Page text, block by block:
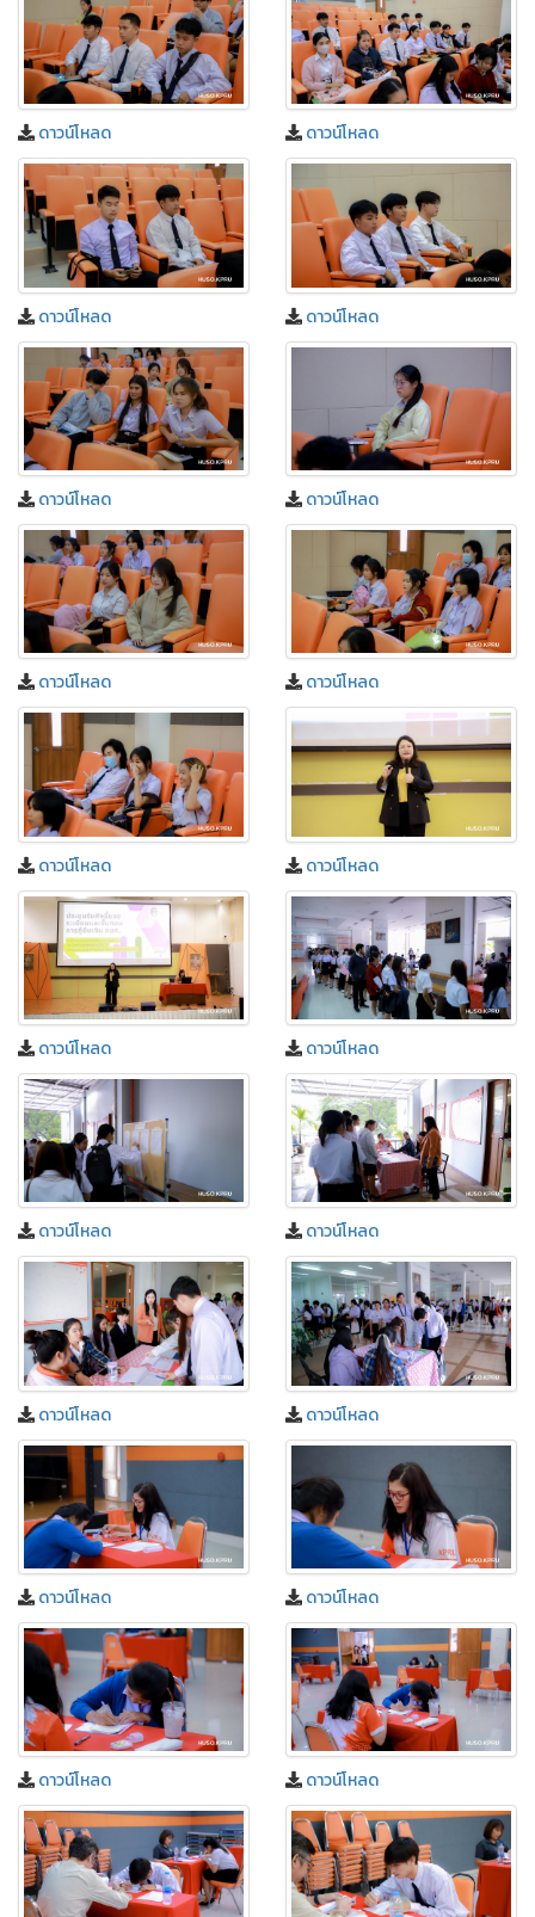
ดาวน์โหลด ดาวน์โหลด
ดาวน์โหลด ดาวน์โหลด
ดาวน์โหลด ดาวน์โหลด
ดาวน์โหลด ดาวน์โหลด
ดาวน์โหลด ดาวน์โหลด
ดาวน์โหลด ดาวน์โหลด
ดาวน์โหลด ดาวน์โหลด
ดาวน์โหลด ดาวน์โหลด
ดาวน์โหลด ดาวน์โหลด
ดาวน์โหลด ดาวน์โหลด